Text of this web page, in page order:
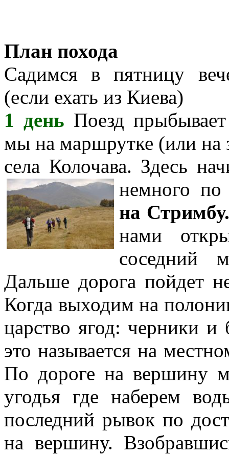
План похода
Садимся в пятницу
(если ехать из Киева)
1 день Поезд
мы на маршрутке (или на
села Колочава. Здесь
немного
на Стримбу.
нами
соседний
Дальше дорога пойдет
Когда выходим на
царство ягод: черники и
это называется на
По дороге на вершину
угодья где наберем
последний рывок по
на вершину.